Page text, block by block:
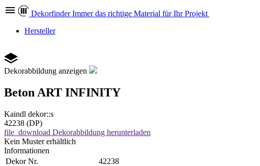
Dekorfinder Immer das richtige Material für Ihr Projekt
Hersteller
Dekorabbildung anzeigen
Beton ART INFINITY
Kaindl dekor::s
42238 (DP)
file_download Dekorabbildung herunterladen
Kein Muster erhältlich
Informationen
Dekor Nr.
42238